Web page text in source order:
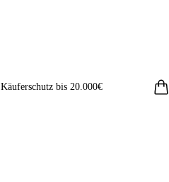
Käuferschutz bis 20.000€